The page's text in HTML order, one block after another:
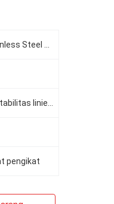
pengikat